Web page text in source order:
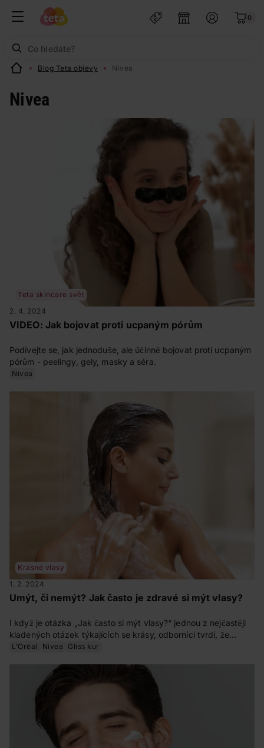
0
Blog Teta objevy Nivea
Nivea
Teta skincare svět
2. 4. 2024
VIDEO: Jak bojovat proti ucpaným pórům
Podívejte se, jak jednoduše, ale účinně bojovat proti ucpaným
pórům - peelingy, gely, masky a séra.
Nivea
Krásné vlasy
1. 2. 2024
Umýt, či nemýt? Jak často je zdravé si mýt vlasy?
I když je otázka „Jak často si mýt vlasy?“ jednou z nejčastěji
kladených otázek týkajících se krásy, odborníci tvrdí, že
neexistuje jediná správná odpověď. Dokonce ani zdánlivě
L‘Oréal Nivea Gliss kur